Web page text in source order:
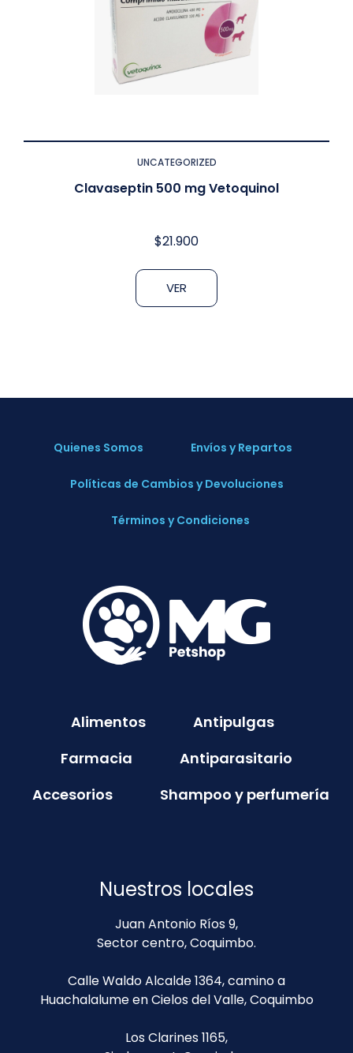
UNCATEGORIZED
Clavaseptin 500 mg Vetoquinol
$21.900
VER
Quienes Somos Envíos y Repartos
Políticas de Cambios y Devoluciones
Términos y Condiciones
Alimentos
Antipulgas
Farmacia
Antiparasitario
Accesorios
Shampoo y perfumería
Nuestros locales
Juan Antonio Ríos 9,
Sector centro, Coquimbo.
Calle Waldo Alcalde 1364, camino a
Huachalalume en Cielos del Valle, Coquimbo
Los Clarines 1165,